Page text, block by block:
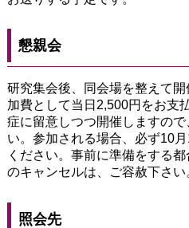
懇親会
研究集会後、同会場を整えて
加費として当日2,500円をお支
症に留意しつつ開催しますの
い。参加される場合、必ず10
ください。事前に準備をする
のキャンセルは、ご容赦下さい
照会先